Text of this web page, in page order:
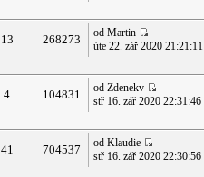
13 268273
od Martin
úte 22. zář 2020 21:21:11
4 104831
od Zdenekv
stř 16. zář 2020 22:31:46
41 704537
od Klaudie
stř 16. zář 2020 22:30:56